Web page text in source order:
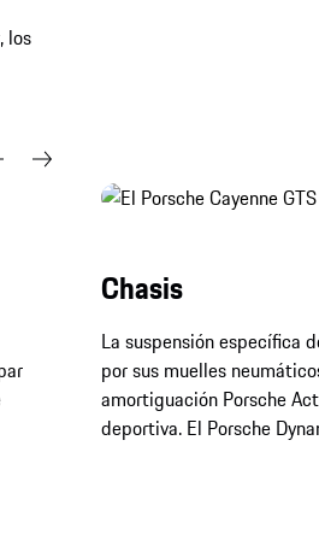
los
Chasis
La suspensión específica
por sus muelles
amortiguación Porsche
deportiva. El Porsche